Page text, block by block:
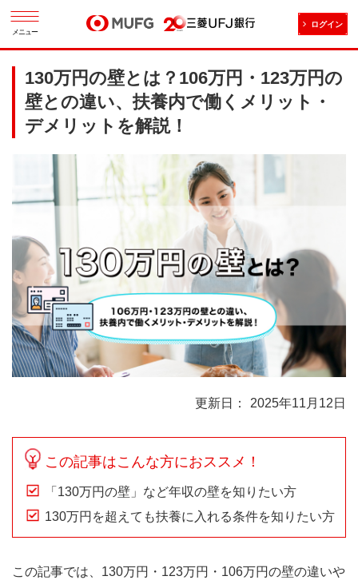
メニュー
ログイン
130万円の壁とは？106万円・123万円の
壁との違い、扶養内で働くメリット・
デメリットを解説！
2025年11月12日
この記事はこんな方におススメ！
「130万円の壁」など年収の壁を知りたい方
130万円を超えても扶養に入れる条件を知りたい方
この記事では、130万円・123万円・106万円の壁の違いや